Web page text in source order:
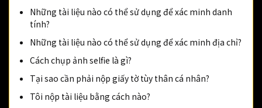
Những tài liệu nào có thể sử dụng để xác minh danh
tính?
Những tài liệu nào có thể sử dụng để xác minh địa chỉ?
Cách chụp ảnh selfie là gì?
Tại sao cần phải nộp giấy tờ tùy thân cá nhân?
Tôi nộp tài liệu bằng cách nào?